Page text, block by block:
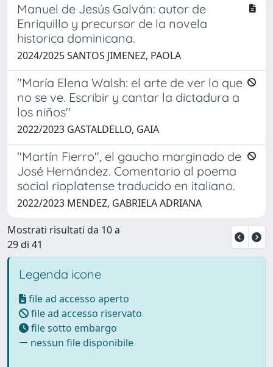
Manuel de Jesús Galván: autor de
Enriquillo y precursor de la novela
historica dominicana.
2024/2025 SANTOS JIMENEZ, PAOLA
"María Elena Walsh: el arte de ver lo que
no se ve. Escribir y cantar la dictadura a
los niños"
2022/2023 GASTALDELLO, GAIA
"Martín Fierro", el gaucho marginado de
José Hernández. Comentario al poema
social rioplatense traducido en italiano.
2022/2023 MENDEZ, GABRIELA ADRIANA
Mostrati risultati da 10 a
29 di 41
Legenda icone
file ad accesso aperto
file ad accesso riservato
file sotto embargo
nessun file disponibile